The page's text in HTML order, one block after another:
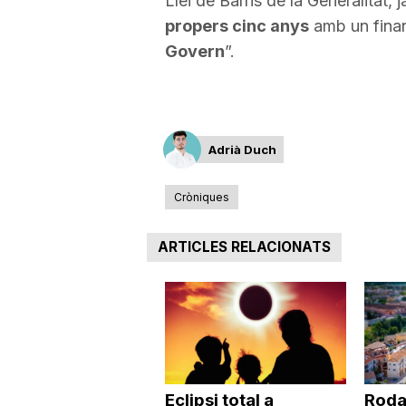
propers cinc anysamb un
Govern”.
Adrià Duch
Cròniques
ARTICLES RELACIONATS
Eclipsi total a